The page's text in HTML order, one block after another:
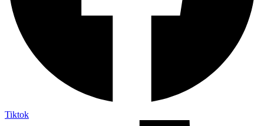
Tiktok